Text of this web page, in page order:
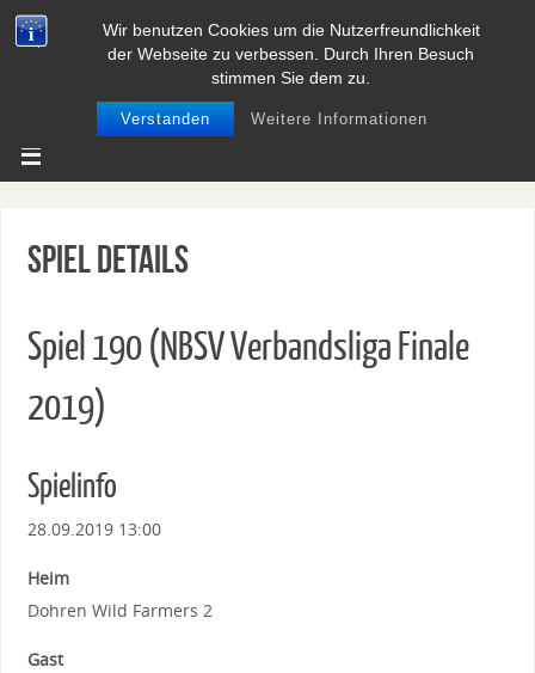
Wir benutzen Cookies um die Nutzerfreundlichkeit
der Webseite zu verbessen. Durch Ihren Besuch
stimmen Sie dem zu.
Verstanden Weitere Informationen
BASEBALL UND SOFTBALL IN
NIEDERSACHSEN
Spiel Details
Spiel 190 (NBSV Verbandsliga Finale
2019)
Spielinfo
28.09.2019 13:00
Heim
Dohren Wild Farmers 2
Gast